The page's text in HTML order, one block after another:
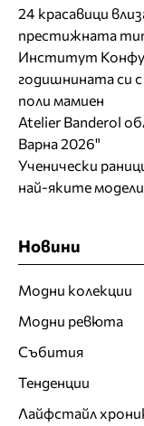
24 красавици
престижната
Институт
годишнината си
поли мамиен
Atelier Banderol
Варна 2026"
Ученически
най-яките модели
Новини
Модни колекции
Модни ревюта
Събития
Тенденции
Лайфстайл